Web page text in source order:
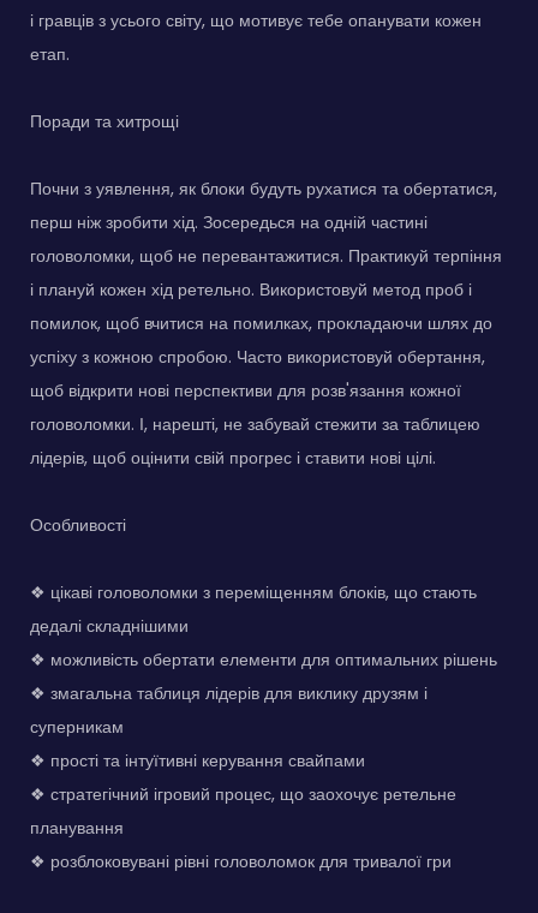
і гравців з усього світу, що мотивує тебе опанувати кожен
етап.
Поради та хитрощі
Почни з уявлення, як блоки будуть рухатися та обертатися,
перш ніж зробити хід. Зосередься на одній частині
головоломки, щоб не перевантажитися. Практикуй терпіння
і плануй кожен хід ретельно. Використовуй метод проб і
помилок, щоб вчитися на помилках, прокладаючи шлях до
успіху з кожною спробою. Часто використовуй обертання,
щоб відкрити нові перспективи для розв'язання кожної
головоломки. І, нарешті, не забувай стежити за таблицею
лідерів, щоб оцінити свій прогрес і ставити нові цілі.
Особливості
❖ цікаві головоломки з переміщенням блоків, що стають
дедалі складнішими
❖ можливість обертати елементи для оптимальних рішень
❖ змагальна таблиця лідерів для виклику друзям і
суперникам
❖ прості та інтуїтивні керування свайпами
❖ стратегічний ігровий процес, що заохочує ретельне
планування
❖ розблоковувані рівні головоломок для тривалої гри